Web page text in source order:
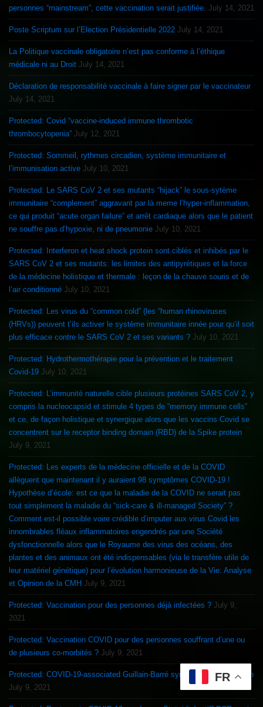
personnes “mainstream”, cette vaccination serait justifiée. July 14, 2021
Poste Scriptum sur l’Election Présidentielle 2022 July 14, 2021
La Politique vaccinale obligatoire n’est pas conforme à l’éthique
médicale ni au Droit July 14, 2021
Déclaration de responsabilité vaccinale à faire signer par le vaccinateur
July 14, 2021
Protected: Covid “vaccine-induced immune thrombotic
thrombocytopenia” July 12, 2021
Protected: Sommeil, rythmes circadien, système immunitaire et
l’immunisation active July 10, 2021
Protected: Le SARS CoV 2 et ses mutants “hijack” le sous-sytème
immunitaire “complement” aggravant par là meme l’hyper-inflammation,
ce qui produit “acute organ failure” et arrêt cardiaque alors que le patient
ne souffre pas d’hypoxie, ni de pneumonie July 10, 2021
Protected: Interferon et heat shock protein sont ciblés et inhibés par le
SARS CoV 2 et ses mutants: les limites des antipyrétiques et la force
de la médecine holistique et thermale : leçon de la chauve souris et de
l’air conditionné July 10, 2021
Protected: Les virus du “common cold” (les “human rhinoviruses
(HRVs)) peuvent t’ils activer le système immunitaire innée pour qu’il soit
plus efficace contre le SARS CoV 2 et ses variants ? July 10, 2021
Protected: Hydrothermothérapie pour la prévention et le traitement
Covid-19 July 10, 2021
Protected: L’immunité naturelle cible plusieurs protéines SARS CoV 2, y
compris la nucleocapsid et stimule 4 types de “memory immune cells”
et ce, de façon holistique et synergique alors que les vaccins Covid se
concentrent sur le receptor binding domain (RBD) de la Spike protein
July 9, 2021
Protected: Les experts de la médecine officielle et de la COVID
allèguent que maintenant il y auraient 98 symptômes COVID-19 !
Hypothèse d’école: est ce que la maladie de la COVID ne serait pas
tout simplement la maladie du “sick-care & ill-managed Society” ?
Comment est-il possible voire crédible d’imputer aux virus Covid les
innombrables fléaux inflammatoires engendrés par une Société
dysfonctionnelle alors que le Royaume des virus des océans, des
plantes et des animaux ont été indispensables (via le transfère utile de
leur matériel génétique) pour l’évolution harmonieuse de la Vie: Analyse
et Opinion de la CMH July 9, 2021
Protected: Vaccination pour des personnes déjà infectées ? July 9,
2021
Protected: Vaccination COVID pour des personnes souffrant d’une ou
de plusieurs co-morbités ? July 9, 2021
Protected: COVID-19-associated Guillain-Barré syndrome & Vaccination
July 9, 2021
FR